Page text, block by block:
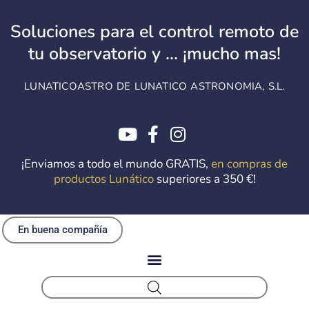
contenido
Soluciones para el control remoto de
tu observatorio y ... ¡mucho mas!
LUNATICOASTRO DE LUNATICO ASTRONOMIA, S.L.
¡Enviamos a todo el mundo GRATIS, en compras de
productos Lunáticosuperiores a 350 €!
En buena compañía